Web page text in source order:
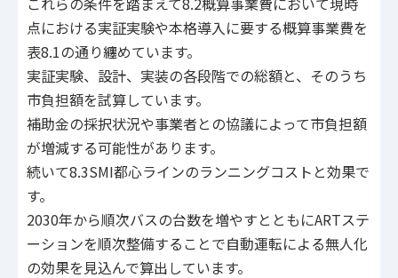
点における実証実験や本格導入に要する概算事業費を
表8.1の通り纏めています。
実証実験、設計、実装の各段階での総額と、そのうち
市負担額を試算しています。
補助金の採択状況や事業者との協議によって市負担額
が増減する可能性があります。
続いて8.3SMI都心ラインのランニングコストと効果で
す。
2030年から順次バスの台数を増やすとともにARTステ
ーションを順次整備することで自動運転による無人化
の効果を見込んで算出しています。